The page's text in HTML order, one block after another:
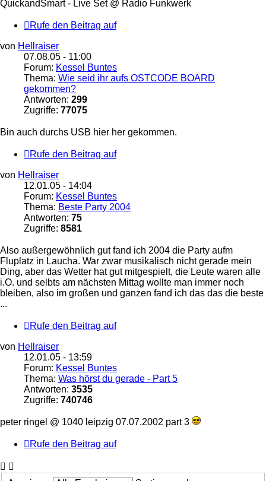
QuickandSmart - Live Set @ Radio Funkwerk
Rufe den Beitrag auf
von Hellraiser
07.08.05 - 11:00
Forum: Kessel Buntes
Thema: Wie seid ihr aufs OSTCODE BOARD
gekommen?
Antworten: 299
Zugriffe: 77075
Bin auch durchs USB hier her gekommen.
Rufe den Beitrag auf
von Hellraiser
12.01.05 - 14:04
Forum: Kessel Buntes
Thema: Beste Party 2004
Antworten: 75
Zugriffe: 8581
Also außergewöhnlich gut fand ich 2004 die Party aufm
Fluplatz in Laucha. War zwar musikalisch nicht gerade mein
Ding, aber das Wetter hat gut mitgespielt, die Leute waren alle
i.O. und selbts am nächsten Mittag wollte man immer noch
bleiben, also im großen und ganzen fand ich das das die beste
...
Rufe den Beitrag auf
von Hellraiser
12.01.05 - 13:59
Forum: Kessel Buntes
Thema: Was hörst du gerade - Part 5
Antworten: 3535
Zugriffe: 740746
peter ringel @ 1040 leipzig 07.07.2002 part 3
Rufe den Beitrag auf